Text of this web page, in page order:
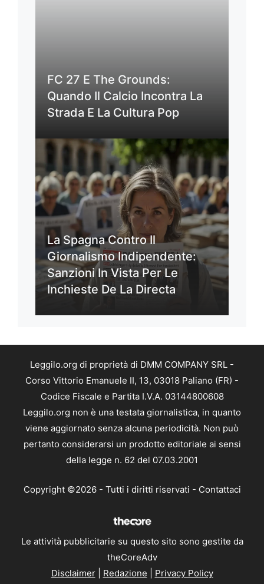
FC 27 E The Grounds:
Quando Il Calcio Incontra La
Strada E La Cultura Pop
La Spagna Contro Il
Giornalismo Indipendente:
Sanzioni In Vista Per Le
Inchieste De La Directa
Leggilo.org di proprietà di DMM COMPANY SRL -
Corso Vittorio Emanuele II, 13, 03018 Paliano (FR) -
Codice Fiscale e Partita I.V.A. 03144800608
Leggilo.org non è una testata giornalistica, in quanto
viene aggiornato senza alcuna periodicità. Non può
pertanto considerarsi un prodotto editoriale ai sensi
della legge n. 62 del 07.03.2001
Copyright ©2026 - Tutti i diritti riservati - Contattaci
Le attività pubblicitarie su questo sito sono gestite da
theCoreAdv
Disclaimer| Redazione Privacy Policy